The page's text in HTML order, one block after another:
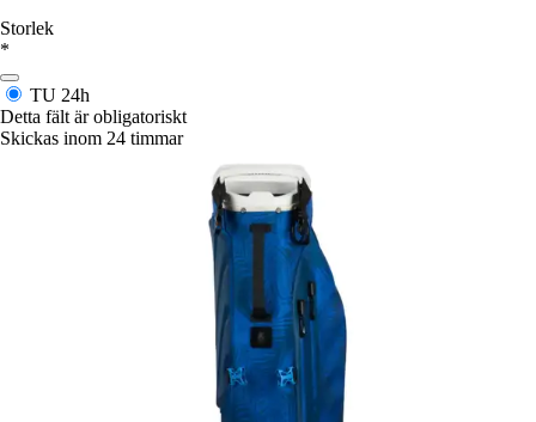
Storlek
*
TU 24h
Detta fält är obligatoriskt
Skickas inom 24 timmar